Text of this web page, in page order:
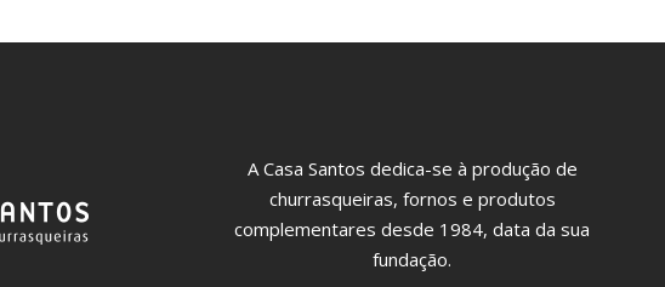
A Casa Santos dedica-se à produção de
churrasqueiras, fornos e produtos
complementares desde 1984, data da sua
fundação.